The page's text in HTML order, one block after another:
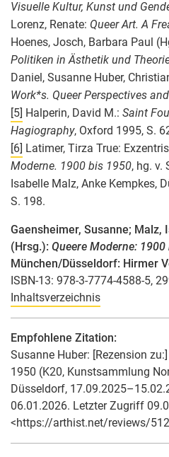
Visuelle Kultur, Kunst und
Lorenz, Renate: Queer Art. A
Hoenes, Josch, Barbara Paul
Politiken in Ästhetik und
Daniel, Susanne Huber,
Work*s. Queer Perspectives
[5] Halperin, David M.: Saint
Hagiography, Oxford 1995, S.
[6] Latimer, Tirza True:
Moderne. 1900 bis 1950, hg. v.
Isabelle Malz, Anke Kempkes,
S. 198.
Gaensheimer, Susanne; Malz,
(Hrsg.): Queere Moderne:
München/Düsseldorf: Hirmer
ISBN-13: 978-3-7774-4588-5,
Inhaltsverzeichnis
Empfohlene Zitation:
Susanne Huber: [Rezension
1950 (K20, Kunstsammlung
Düsseldorf,
06.01.2026. Letzter Zugriff
<https://arthist.net/reviews/